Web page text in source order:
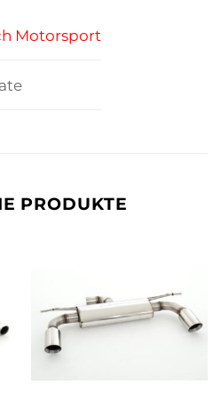
Motorsport
PRODUKTE